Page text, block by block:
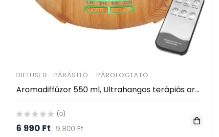
DIFFUSER- PÁRÁSÍTÓ - PÁROLOGTATÓ
Aromadiffúzor 550 ml, Ultrahangos terápiás aromapárásító távirányítóval, LED 7 szín, csendes, automatikus leállítás, krém
(0)
6 990 Ft 9 800 Ft